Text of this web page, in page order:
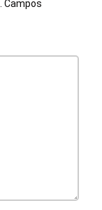
Campos